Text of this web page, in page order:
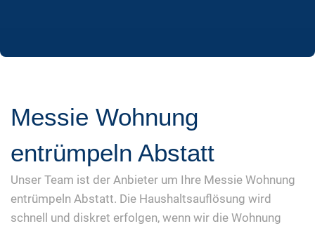
Messie Wohnung
entrümpeln Abstatt
Unser Team ist der Anbieter um Ihre Messie Wohnung
entrümpeln Abstatt. Die Haushaltsauflösung wird
schnell und diskret erfolgen, wenn wir die Wohnung